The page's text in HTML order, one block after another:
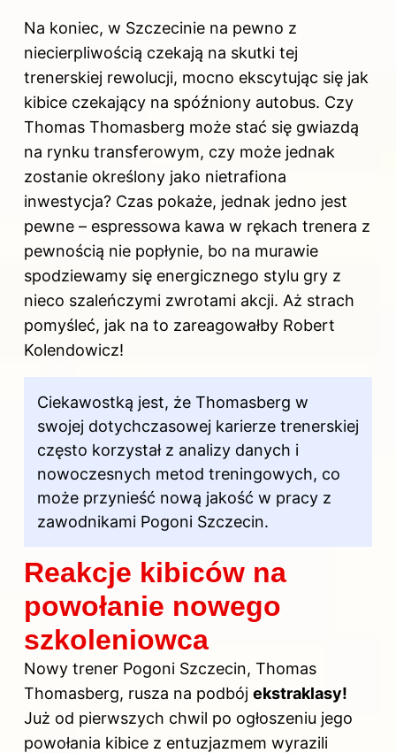
Na koniec, w Szczecinie na pewno z
niecierpliwością czekają na skutki tej
trenerskiej rewolucji, mocno ekscytując się jak
kibice czekający na spóźniony autobus. Czy
Thomas Thomasberg może stać się gwiazdą
na rynku transferowym, czy może jednak
zostanie określony jako nietrafiona
inwestycja? Czas pokaże, jednak jedno jest
pewne – espressowa kawa w rękach trenera z
pewnością nie popłynie, bo na murawie
spodziewamy się energicznego stylu gry z
nieco szaleńczymi zwrotami akcji. Aż strach
pomyśleć, jak na to zareagowałby Robert
Kolendowicz!
Ciekawostką jest, że Thomasberg w
swojej dotychczasowej karierze trenerskiej
często korzystał z analizy danych i
nowoczesnych metod treningowych, co
może przynieść nową jakość w pracy z
zawodnikami Pogoni Szczecin.
Reakcje kibiców na
powołanie nowego
szkoleniowca
Nowy trener Pogoni Szczecin, Thomas
Thomasberg, rusza na podbój ekstraklasy!
Już od pierwszych chwil po ogłoszeniu jego
powołania kibice z entuzjazmem wyrazili